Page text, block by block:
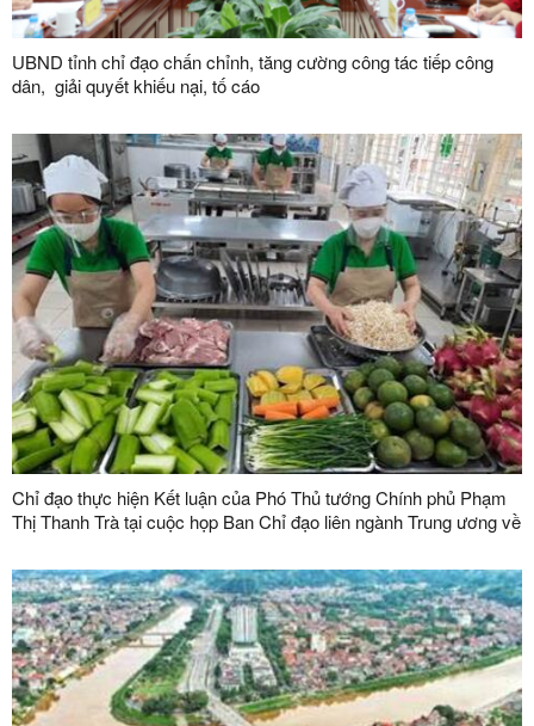
​​​​​​​UBND tỉnh chỉ đạo chấn chỉnh, tăng cường công tác tiếp công
dân, giải quyết khiếu nại, tố cáo
Chỉ đạo thực hiện Kết luận của Phó Thủ tướng Chính phủ Phạm
Thị Thanh Trà tại cuộc họp Ban Chỉ đạo liên ngành Trung ương về